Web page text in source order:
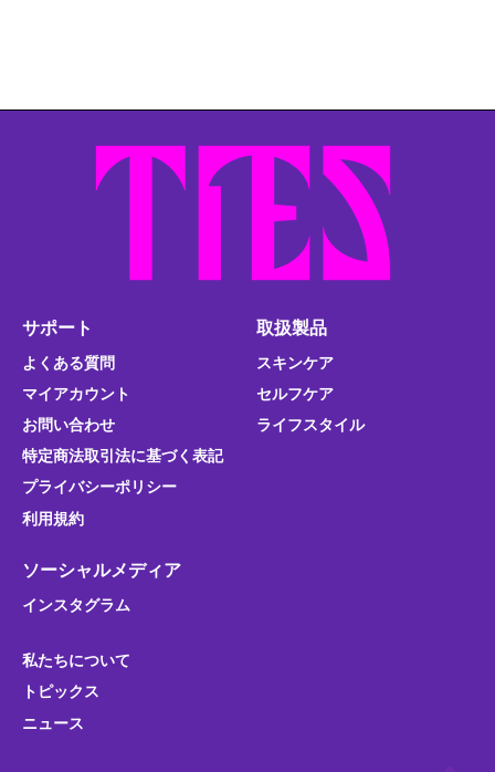
サポート
よくある質問
マイアカウント
お問い合わせ
特定商法取引法に基づく表記
プライバシーポリシー
利用規約
取扱製品
スキンケア
セルフケア
ライフスタイル
ソーシャルメディア
インスタグラム
私たちについて
トピックス
ニュース